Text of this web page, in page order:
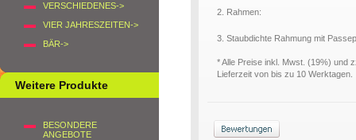
VERSCHIEDENES->
VIER JAHRESZEITEN->
BÄR->
Weitere Produkte
BESONDERE
ANGEBOTE
2. Rahmen:
3. Staubdichte Rahmung mit
* Alle Preise inkl. Mwst. (19%) und
Lieferzeit von bis zu 10 Werktagen.